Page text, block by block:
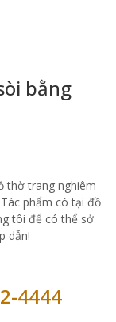
bằng
thờ trang nghiêm
phẩm có tại đồ
tôi để có thể sở
dẫn!
4444